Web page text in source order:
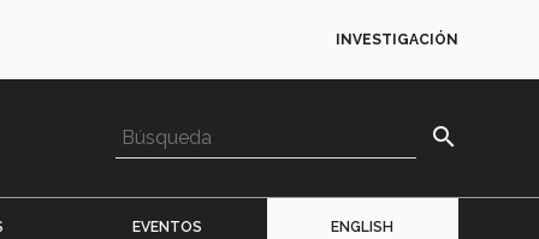
INVESTIGACIÓN
search
EVENTOS ENGLISH